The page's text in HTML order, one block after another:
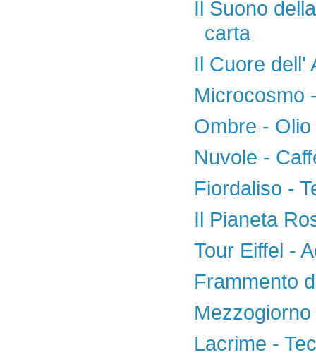
Il Suono
carta
Il Cuore dell'
Microcosmo
Ombre -
Nuvole -
Fiordaliso -
Il Pianeta
Tour Eiffel -
Frammento
Lacrime -